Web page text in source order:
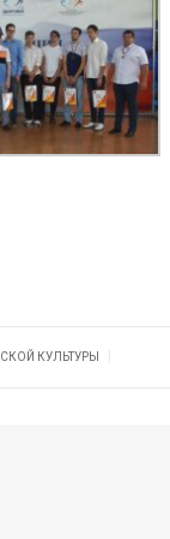
КУЛЬТУРЫ